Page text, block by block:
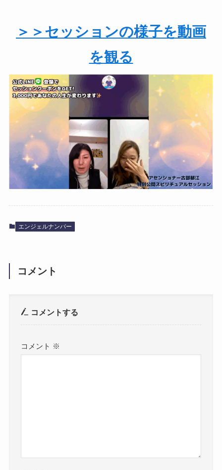
＞＞セッションの様子を動画
を観る
エンジェルナンバー
コメント
コメントする
コメント ※